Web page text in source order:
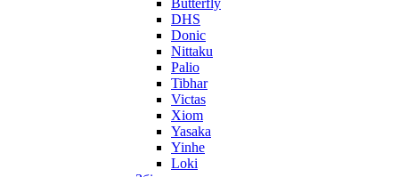
Butterfly
DHS
Donic
Nittaku
Palio
Tibhar
Victas
Xiom
Yasaka
Yinhe
Loki